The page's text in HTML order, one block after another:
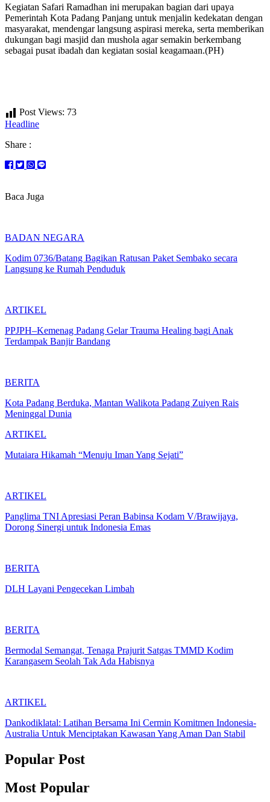
Kegiatan Safari Ramadhan ini merupakan bagian dari upaya
Pemerintah Kota Padang Panjang untuk menjalin kedekatan dengan
masyarakat, mendengar langsung aspirasi mereka, serta memberikan
dukungan bagi masjid dan mushola agar semakin berkembang
sebagai pusat ibadah dan kegiatan sosial keagamaan.(PH)​​​​
Post Views: 73
Headline
Share :
Baca Juga
BADAN NEGARA
Kodim 0736/Batang Bagikan Ratusan Paket Sembako secara
Langsung ke Rumah Penduduk
ARTIKEL
PPJPH–Kemenag Padang Gelar Trauma Healing bagi Anak
Terdampak Banjir Bandang
BERITA
Kota Padang Berduka, Mantan Walikota Padang Zuiyen Rais
Meninggal Dunia
ARTIKEL
Mutaiara Hikamah “Menuju Iman Yang Sejati”
ARTIKEL
Panglima TNI Apresiasi Peran Babinsa Kodam V/Brawijaya,
Dorong Sinergi untuk Indonesia Emas
BERITA
DLH Layani Pengecekan Limbah
BERITA
Bermodal Semangat, Tenaga Prajurit Satgas TMMD Kodim
Karangasem Seolah Tak Ada Habisnya
ARTIKEL
Dankodiklatal: Latihan Bersama Ini Cermin Komitmen Indonesia-
Australia Untuk Menciptakan Kawasan Yang Aman Dan Stabil
Popular Post
Most Popular